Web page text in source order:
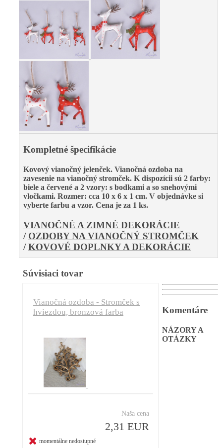
Kompletné špecifikácie
Kovový vianočný jelenček. Vianočná ozdoba na
zavesenie na vianočný stromček. K dispozícii sú 2 farby:
biele a červené a 2 vzory: s bodkami a so snehovými
vločkami. Rozmer: cca 10 x 6 x 1 cm. V objednávke si
vyberte farbu a vzor. Cena je za 1 ks.
VIANOČNÉ A ZIMNÉ DEKORÁCIE
/ OZDOBY NA VIANOČNÝ STROMČEK
/KOVOVÉ DOPLNKY A DEKORÁCIE
Súvisiaci tovar
Vianočná ozdoba - Stromček s
hviezdou, bronzová farba
Naša cena
2,31 EUR
momentálne nedostupné
Komentáre
NÁZORY A
OTÁZKY